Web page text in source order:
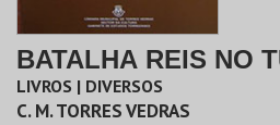
BATALHA REIS NO
LIVROS | DIVERSOS
C. M. TORRES VEDRAS